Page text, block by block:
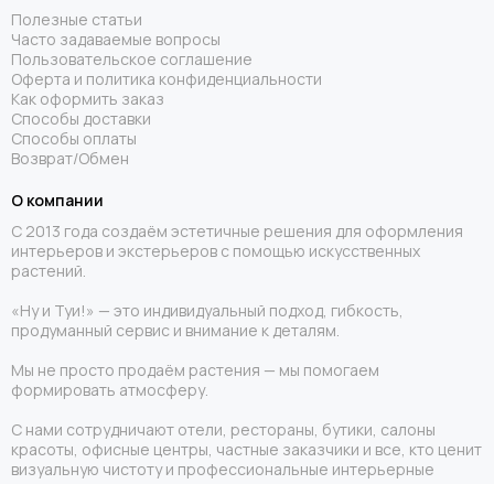
Полезные статьи
Часто задаваемые вопросы
Пользовательское соглашение
Оферта и политика конфиденциальности
Как оформить заказ
Способы доставки
Способы оплаты
Возврат/Обмен
О компании
С 2013 года создаём эстетичные решения для оформления
интерьеров и экстерьеров с помощью искусственных
растений.
«Ну и Туи!» — это индивидуальный подход, гибкость,
продуманный сервис и внимание к деталям.
Мы не просто продаём растения — мы помогаем
формировать атмосферу.
С нами сотрудничают отели, рестораны, бутики, салоны
красоты, офисные центры, частные заказчики и все, кто ценит
визуальную чистоту и профессиональные интерьерные